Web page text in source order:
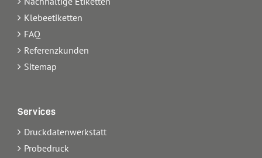
Klebeetiketten
FAQ
Referenzkunden
Sitemap
Services
Druckdatenwerkstatt
Probedruck